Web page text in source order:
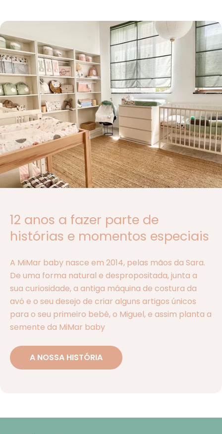
12 anos a fazer parte de
histórias e momentos especiais
A MiMar baby nasce em 2014, pelas mãos da Sara.
De uma forma natural e despropositada, junta a
sua curiosidade, a antiga máquina de costura da
avó e o seu desejo de criar alguns artigos únicos
para o seu primeiro bebé, o Miguel, e assim planta a
semente da MiMar baby
A NOSSA HISTÓRIA